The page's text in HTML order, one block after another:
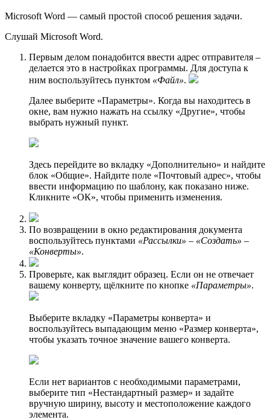
Microsoft Word — самый простой способ решения задачи.
Слушай Microsoft Word.
Первым делом понадобится ввести адрес отправителя –
делается это в настройках программы. Для доступа к
ним воспользуйтесь пунктом «Файл».
Далее выберите «Параметры». Когда вы находитесь в
окне, вам нужно нажать на ссылку «Другие», чтобы
выбрать нужный пункт.
Здесь перейдите во вкладку «Дополнительно» и найдите
блок «Общие». Найдите поле «Почтовый адрес», чтобы
ввести информацию по шаблону, как показано ниже.
Кликните «ОК», чтобы применить изменения.
По возвращении в окно редактирования документа
воспользуйтесь пунктами «Рассылки» – «Создать» –
«Конверты».
Проверьте, как выглядит образец. Если он не отвечает
вашему конверту, щёлкните по кнопке «Параметры».
Выберите вкладку «Параметры конверта» и
воспользуйтесь выпадающим меню «Размер конверта»,
чтобы указать точное значение вашего конверта.
Если нет вариантов с необходимыми параметрами,
выберите тип «Нестандартный размер» и задайте
вручную ширину, высоту и местоположение каждого
элемента.